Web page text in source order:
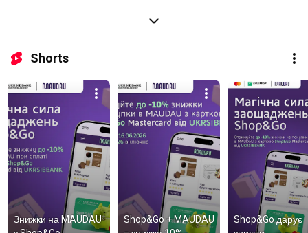
Shorts
Знижки на MAUDAU
Shop&Go + MAUDAU
Shop&Go дарує